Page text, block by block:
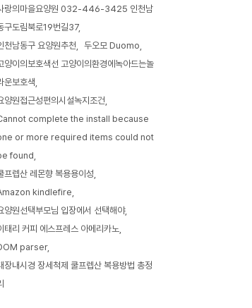
랑의마을요양원 032-446-3425 인천남
구도림북로19번길37
천남동구 요양원추천
두오모 Duomo
양이의보호색선 고양이의환경에녹아드는놀
운보호색
양원접근성편의시설녹지조건
complete the install because
or more required items could not
found
프렙산 레몬향 복용용이성
kindlefire
양원선택부모님 입장에서 선택해야
태리 커피 에스프레스 아메리카노
parser
장내시경 장세척제 쿨프렙산 복용방법 총정